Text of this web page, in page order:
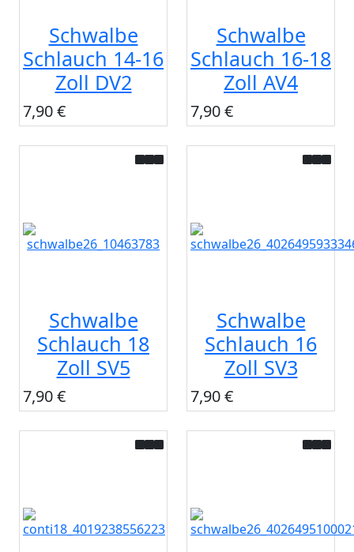
Schwalbe
Schlauch 14-16
Zoll DV2
7,90 €
Schwalbe
Schlauch 16-18
Zoll AV4
7,90 €
Schwalbe
Schlauch 18
Zoll SV5
7,90 €
Schwalbe
Schlauch 16
Zoll SV3
7,90 €